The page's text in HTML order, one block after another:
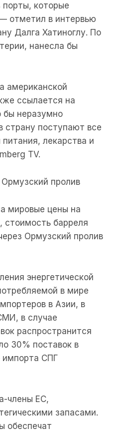
которые
отметил в интервью
Далга Хатиноглу. По
нанесла бы
американской
ссылается на
бы неразумно
страну поступают все
лекарства и
TV.
пролив
мировые цены на
стоимость барреля
Ормузский пролив
энергетической
в мире
в Азии, в
в случае
распространится
30% поставок в
импорта СПГ
члены ЕС,
запасами.
обеспечат